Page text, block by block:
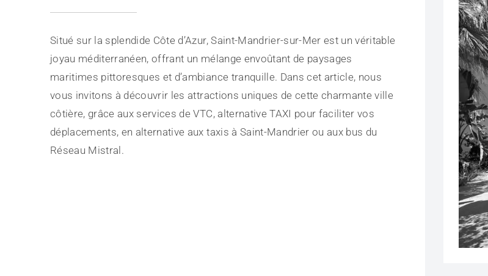
Situé sur la splendide Côte d’Azur, Saint-Mandrier-sur-Mer est un véritable
joyau méditerranéen, offrant un mélange envoûtant de paysages
maritimes pittoresques et d’ambiance tranquille. Dans cet article, nous
vous invitons à découvrir les attractions uniques de cette charmante ville
côtière, grâce aux services de VTC, alternative TAXI pour faciliter vos
déplacements, en alternative aux taxis à Saint-Mandrier ou aux bus du
Réseau Mistral.